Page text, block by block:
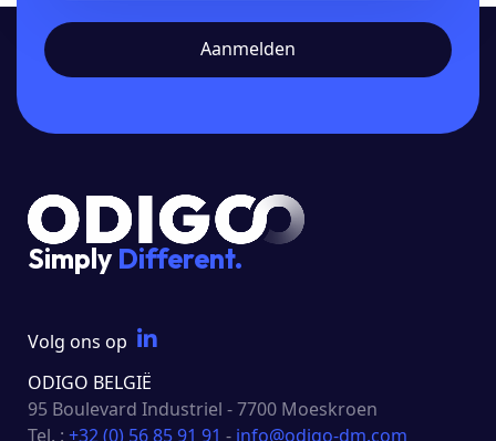
Simply Different.
Volg ons op
ODIGO BELGIË
95 Boulevard Industriel - 7700 Moeskroen
Tel. : +32 (0) 56 85 91 91 - info@odigo-dm.com